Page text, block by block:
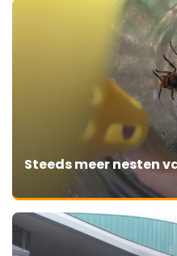
Steeds meer nesten